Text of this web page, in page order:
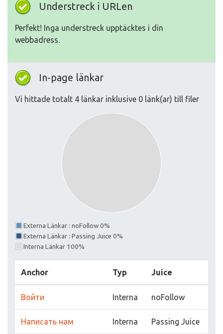
Understreck i URLen
Perfekt! Inga understreck upptäcktes i din
webbadress.
In-page länkar
Vi hittade totalt 4 länkar inklusive 0 länk(ar) till filer
Externa Länkar : noFollow 0%
Externa Länkar : Passing Juice 0%
Interna Länkar 100%
Anchor Typ Juice
Войти Interna noFollow
Написать нам Interna Passing Juice